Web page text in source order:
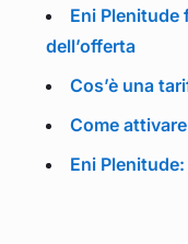
Eni
dell’offerta
Cos’è una
Come
Eni